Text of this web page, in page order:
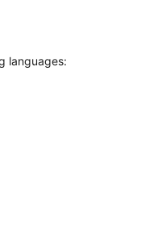
languages: